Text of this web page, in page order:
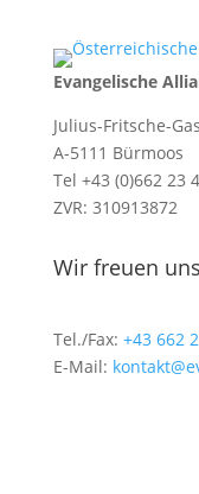
Evangelische
Julius-Fritsche-
A-5111 Bürmoos
Tel +43 (0)662 23
ZVR: 310913872
Wir freuen
Tel./Fax: +43 662
E-Mail: